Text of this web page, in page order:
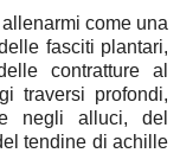
come una
fasciti plantari,
contratture al
traversi profondi,
negli alluci, del
tendine di achille